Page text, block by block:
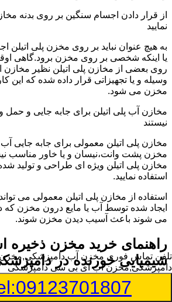
از قرار دادن اجسام سنگین بر روی بدنه
نمایید
به هیچ عنوان نباید بر روی مخزن پلی اتیلن
یا اینکه شخصی بر روی مخزن برود.گاهی
روی بعضی از مخازن پلی اتیلن نظیر مخازن
وسیله و یا تجهیزاتی قرار داده شده که این
مخزن می شود.
مخازن آب پلی اتیلن برای جابه جایی و
نیستند
مخازن پلی اتیلن معمولی برای جابه جایی آب
مخزن پشت وانت،نیسان و یا خاور مناسب
مخازن پلی اتیلن ویژه ای طراحی و تولید شده
استفاده نمایید.
استفاده از مخازن پلی اتیلن معمولی می
ایجاد شده توسط آب یا مایع درون مخزن که
می شوند باعث آسیب دیدن مخزن شوند.
راهنمای خرید مخزن ذخیره
شیمیایی خورنده در
مخزن ذخیره اسید و مواد شیمیایی باید به
بتوانند در برابر چگالی نسبتا بالا و خورندگی
تلفن تماس فوری مخزن آب دامپزشکی,مخزن
دامپزشکی,مخزن آب ای بی سی دامپزشکی